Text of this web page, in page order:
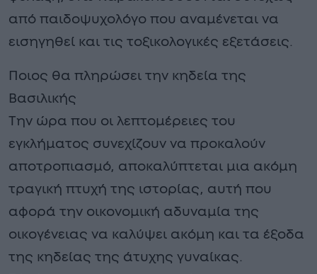
από παιδοψυχολόγο που αναμένεται να
εισηγηθεί και τις τοξικολογικές εξετάσεις.
Ποιος θα πληρώσει την κηδεία της
Βασιλικής
Την ώρα που οι λεπτομέρειες του
εγκλήματος συνεχίζουν να προκαλούν
αποτροπιασμό, αποκαλύπτεται μια ακόμη
τραγική πτυχή της ιστορίας, αυτή που
αφορά την οικονομική αδυναμία της
οικογένειας να καλύψει ακόμη και τα έξοδα
της κηδείας της άτυχης γυναίκας.